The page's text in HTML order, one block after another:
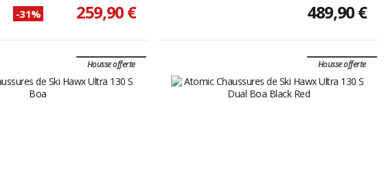
-31% 259,90 € 489,90 €
Housse offerte Housse offerte